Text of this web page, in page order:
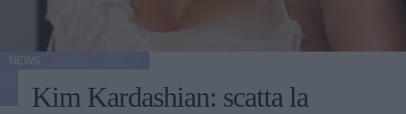
Kim Kardashian: scatta la